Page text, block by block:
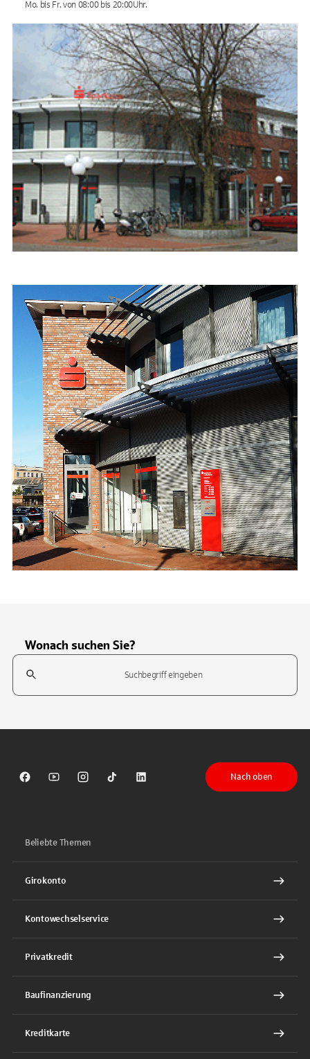
Wonach suchen Sie?
Suchfeld
Sparkasse auf Facebook
Sparkasse auf Youtube
Sparkasse auf Instagram
Sparkasse auf TikTok
Sparkasse auf LinkedIn
Nach oben
Beliebte Themen
Girokonto
Kontowechselservice
Privatkredit
Baufinanzierung
Kreditkarte